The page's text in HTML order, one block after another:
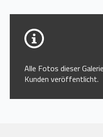
Alle Fotos dieser
Kunden veröffentlicht.